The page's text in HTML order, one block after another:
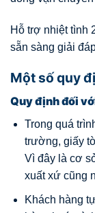
Hỗ trợ nhiệt tình
sẵn sàng giải
Một số quy
Quy định đối
Trong quá
trường, giấy
Vì đây là cơ
xuất xứ cũng
Khách hàng